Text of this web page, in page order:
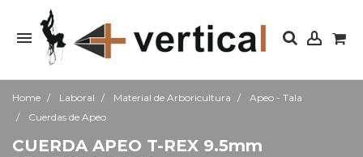
Home Laboral Material de Arboricultura
Apeo - Tala
Cuerdas de Apeo
CUERDA APEO T-REX 9.5mm